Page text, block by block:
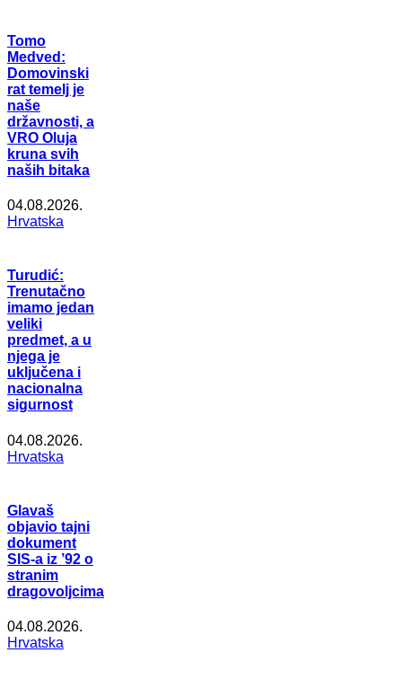
Tomo
Medved:
Domovinski
rat temelj je
naše
državnosti, a
VRO Oluja
kruna svih
naših bitaka
04.08.2026.
Hrvatska
Turudić:
Trenutačno
imamo jedan
veliki
predmet, a u
njega je
uključena i
nacionalna
sigurnost
04.08.2026.
Hrvatska
Glavaš
objavio tajni
dokument
SIS-a iz ’92 o
stranim
dragovoljcima
04.08.2026.
Hrvatska